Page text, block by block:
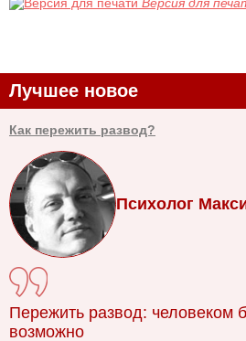
Версия для
Лучшее новое
Как пережить развод?
Психолог
Пережить развод: человеком
возможно